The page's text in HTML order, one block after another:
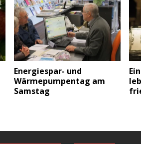
Energiespar- und
Wärmepumpentag am
Samstag